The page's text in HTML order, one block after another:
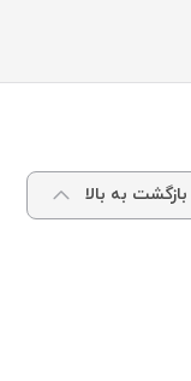
بازگشت به بالا